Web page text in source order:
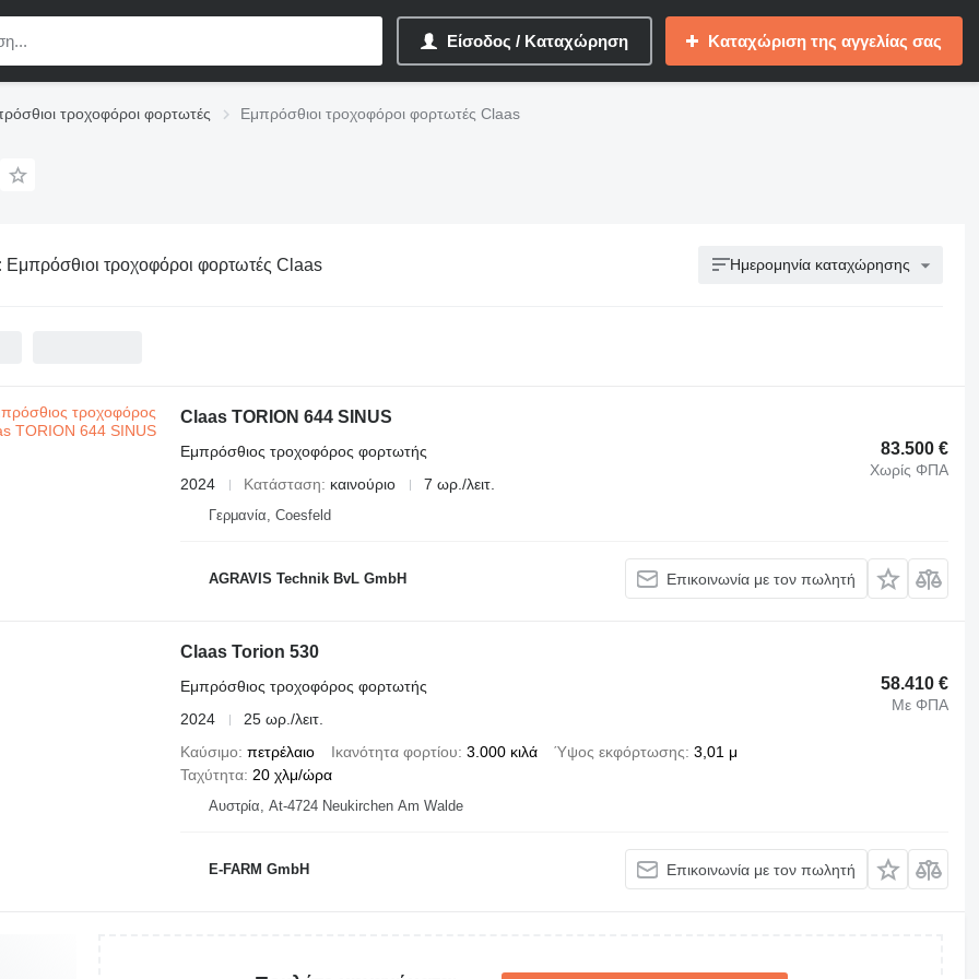
Είσοδος / Καταχώρηση Καταχώριση της αγγελίας σας
τροχοφόροι φορτωτές Εμπρόσθιοι τροχοφόροι φορτωτές Claas
Εμπρόσθιοι τροχοφόροι φορτωτές Claas Ημερομηνία καταχώρησης
Claas TORION 644 SINUS
83.500 €
Χωρίς ΦΠΑ
Εμπρόσθιος τροχοφόρος φορτωτής
2024
Κατάσταση καινούριο 7 ωρ./λειτ.
Γερμανία, Coesfeld
AGRAVIS Technik BvL GmbH Επικοινωνία με τον πωλητή
Claas Torion 530
58.410 €
Με ΦΠΑ
Εμπρόσθιος τροχοφόρος φορτωτής
2024
25 ωρ./λειτ.
Καύσιμο πετρέλαιο Ικανότητα φορτίου 3.000 κιλά Ύψος εκφόρτωσης 3,01 μ
Ταχύτητα 20 χλμ/ώρα
Αυστρία, At-4724 Neukirchen Am Walde
E-FARM GmbH Επικοινωνία με τον πωλητή